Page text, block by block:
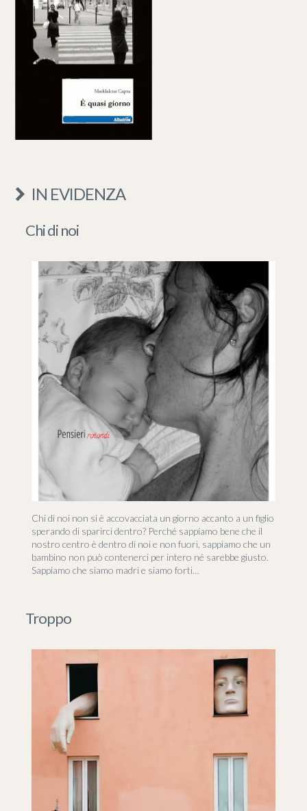
IN EVIDENZA
Chi di noi
Chi di noi non si è accovacciata un giorno accanto a un figlio
sperando di sparirci dentro? Perché sappiamo bene che il
nostro centro è dentro di noi e non fuori, sappiamo che un
bambino non può contenerci per intero né sarebbe giusto.
Sappiamo che siamo madri e siamo forti…
Troppo